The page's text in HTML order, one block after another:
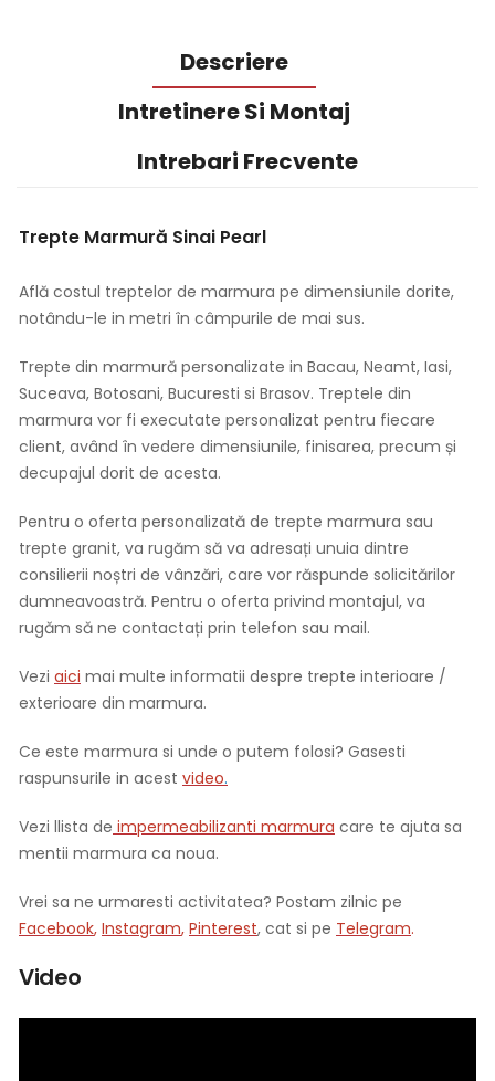
Descriere
Intretinere Si Montaj
Intrebari Frecvente
Trepte Marmură Sinai Pearl
Află costul treptelor de marmura pe dimensiunile dorite,
notându-le in metri în câmpurile de mai sus.
Trepte din marmură personalizate in Bacau, Neamt, Iasi,
Suceava, Botosani, Bucuresti si Brasov. Treptele din
marmura vor fi executate personalizat pentru fiecare
client, având în vedere dimensiunile, finisarea, precum și
decupajul dorit de acesta.
Pentru o oferta personalizată de trepte marmura sau
trepte granit, va rugăm să va adresați unuia dintre
consilierii noștri de vânzări, care vor răspunde solicitărilor
dumneavoastră. Pentru o oferta privind montajul, va
rugăm să ne contactați prin telefon sau mail.
Vezi aici mai multe informatii despre trepte interioare /
exterioare din marmura.
Ce este marmura si unde o putem folosi? Gasesti
raspunsurile in acest video.
Vezi llista de impermeabilizanti marmura care te ajuta sa
mentii marmura ca noua.
Vrei sa ne urmaresti activitatea? Postam zilnic pe
Facebook, Instagram, Pinterest, cat si pe Telegram.
Video